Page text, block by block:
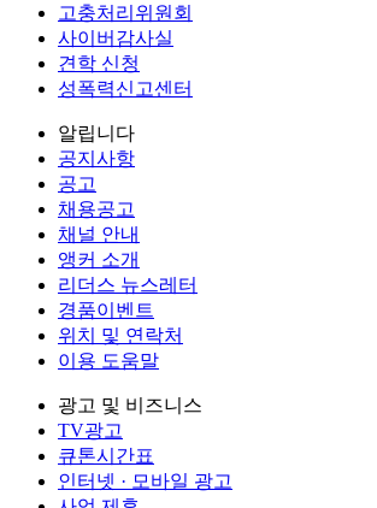
고충처리위원회
사이버감사실
견학 신청
성폭력신고센터
알립니다
공지사항
공고
채용공고
채널 안내
앵커 소개
리더스 뉴스레터
경품이벤트
위치 및 연락처
이용 도움말
광고 및 비즈니스
TV광고
큐톤시간표
인터넷 · 모바일 광고